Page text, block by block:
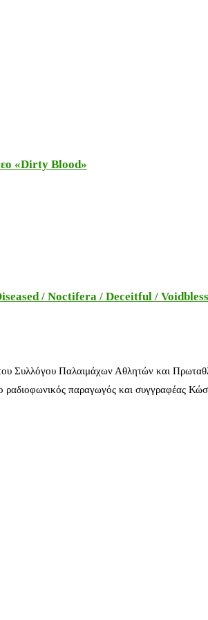
«Dirty Blood»
/ Noctifera / Deceitful /
Συλλόγου Παλαιμάχων Αθλητών και
παραγωγός και συγγραφέας